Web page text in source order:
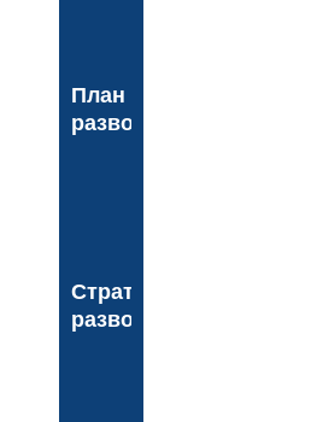
План
развоја
Стратегија
развоја